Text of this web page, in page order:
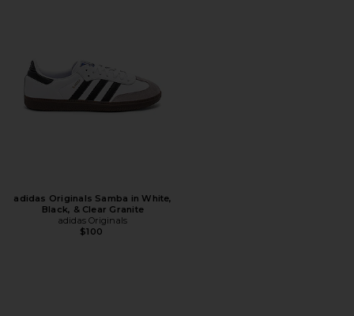
adidas Originals Samba in White,
Black, & Clear Granite
adidas Originals
$100